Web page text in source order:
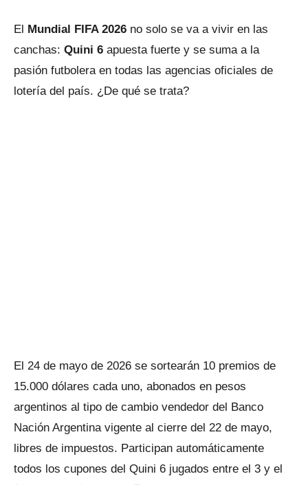
El Mundial FIFA 2026 no solo se va a vivir en las
canchas: Quini 6 apuesta fuerte y se suma a la
pasión futbolera en todas las agencias oficiales de
lotería del país. ¿De qué se trata?
El 24 de mayo de 2026 se sortearán 10 premios de
15.000 dólares cada uno, abonados en pesos
argentinos al tipo de cambio vendedor del Banco
Nación Argentina vigente al cierre del 22 de mayo,
libres de impuestos. Participan automáticamente
todos los cupones del Quini 6 jugados entre el 3 y el